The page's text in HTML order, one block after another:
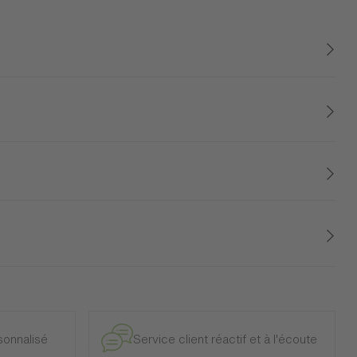
par les différents reliefs des façades des quatre
élevée que les trois autres.
et intérieur, à l’exclusion des modèles d’exposition.
Service client réactif et à l'écoute